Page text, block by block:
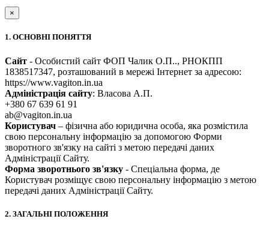
×
1. ОСНОВНІ ПОНЯТТЯ
Сайт - Особистий сайт ФОП Чалик О.П.., РНОКПП
1838517347, розташований в мережі Інтернет за адресою:
https://www.vagiton.in.ua
Адміністрація сайту: Власова А.П.
+380 67 639 61 91
ab@vagiton.in.ua
Користувач – фізична або юридична особа, яка розмістила
свою персональну інформацію за допомогою Форми
зворотного зв'язку на сайті з метою передачі даних
Адміністрації Сайту.
Форма зворотнього зв'язку - Спеціальна форма, де
Користувач розміщує свою персональну інформацію з метою
передачі даних Адміністрації Сайту.
2. ЗАГАЛЬНІ ПОЛОЖЕННЯ